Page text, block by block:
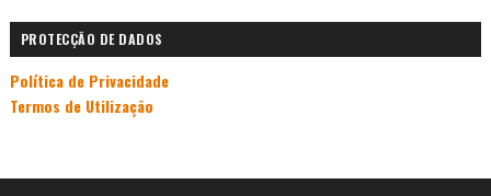
PROTECÇÃO DE DADOS
Política de Privacidade
Termos de Utilização